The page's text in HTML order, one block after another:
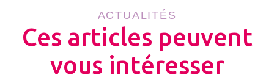
ACTUALITÉS
Ces articles peuvent
vous intéresser